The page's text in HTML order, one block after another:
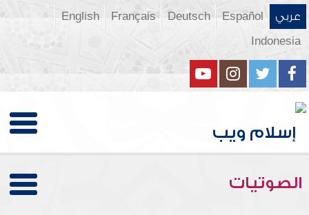
عربي Español
Deutsch
Français
English
Indonesia
الصوتيات